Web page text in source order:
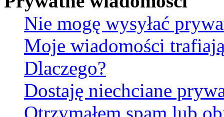
Nie mogę wysyłać
Moje wiadomości
Dlaczego?
Dostaję niechciane